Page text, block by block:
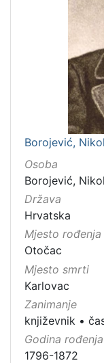
Borojević,
Osoba
Borojević,
Država
Hrvatska
Mjesto rođenja
Otočac
Mjesto smrti
Karlovac
Zanimanje
književnik •
Godina
1796-1872